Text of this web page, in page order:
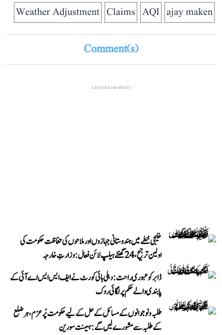
ajay maken
AQI
Claims
Weather Adjustment
Comment(s)
ADVERTISEMENT
خلیجی خطے میں ہندوستانی جہازوں اور ملاحوں کی حفاظت حکومت کی
اولین ترجیح، 24 گھنٹے ہیلپ لائن فعال: وزارتِ خارجہ
ڈابر کو عبوری راحت: دہلی ہائی کورٹ نے ایف ایس ایس اے آئی کے
پابندی والے حکم پر لگائی روک
طلبہ و نوجوانوں کے مسائل کے حل کے لیے حکومت پُرعزم، ہر ضلع
کے طلبہ سے مشورے لیں گے: ہیمنت سورین